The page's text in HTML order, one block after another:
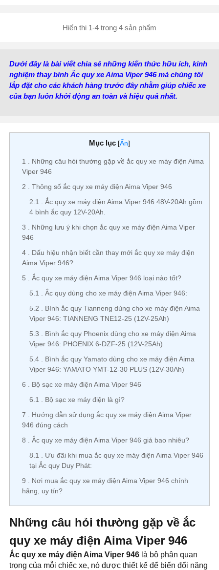
Hiển thị 1-4 trong 4 sản phẩm
Dưới đây là bài viết chia sẻ những kiến thức hữu ích, kinh
nghiệm thay bình Ắc quy xe Aima Viper 946 mà chúng tôi
lắp đặt cho các khách hàng trước đây nhằm giúp chiếc xe
của bạn luôn khởi động an toàn và hiệu quả nhất.
Mục lục [Ẩn]
1
Những câu hỏi thường gặp về ắc quy xe máy điện Aima
Viper 946
2
Thông số ắc quy xe máy điện Aima Viper 946
2.1
Ắc quy xe máy điện Aima Viper 946 48V-20Ah gồm
4 bình ắc quy 12V-20Ah.
3
Những lưu ý khi chọn ắc quy xe máy điện Aima Viper
946
4
Dấu hiệu nhận biết cần thay mới ắc quy xe máy điện
Aima Viper 946?
5
Ắc quy xe máy điện Aima Viper 946 loại nào tốt?
5.1
Ắc quy dùng cho xe máy điện Aima Viper 946:
5.2
Bình ắc quy Tianneng dùng cho xe máy điện Aima
Viper 946: TIANNENG TNE12-25 (12V-25Ah)
5.3
Bình ắc quy Phoenix dùng cho xe máy điện Aima
Viper 946: PHOENIX 6-DZF-25 (12V-25Ah)
5.4
Bình ắc quy Yamato dùng cho xe máy điện Aima
Viper 946: YAMATO YMT-12-30 PLUS (12V-30Ah)
6
Bộ sạc xe máy điện Aima Viper 946
6.1
Bộ sạc xe máy điện là gì?
7
Hướng dẫn sử dụng ắc quy xe máy điện Aima Viper
946 đúng cách
8
Ắc quy xe máy điện Aima Viper 946 giá bao nhiêu?
8.1
Ưu đãi khi mua ắc quy xe máy điện Aima Viper 946
tại Ắc quy Duy Phát:
9
Nơi mua ắc quy xe máy điện Aima Viper 946 chính
hãng, uy tín?
Những câu hỏi thường gặp về ắc
quy xe máy điện Aima Viper 946
Ắc quy xe máy điện Aima Viper 946 là bộ phận quan
trọng của mỗi chiếc xe, nó được thiết kế để biến đổi năng